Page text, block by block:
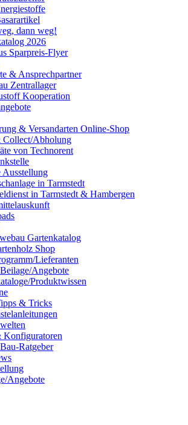
dann weg!
2026
Sparpreis-Flyer
& Ansprechpartner
Zentrallager
Kooperation
& Versandarten Online-Shop
Abholung
von Technorent
in Tarmstedt
in Tarmstedt & Hambergen
Gartenkatalog
Shop
Lieferanten
Angebote
Produktwissen
& Tricks
Konfiguratoren
Ratgeber
Angebote